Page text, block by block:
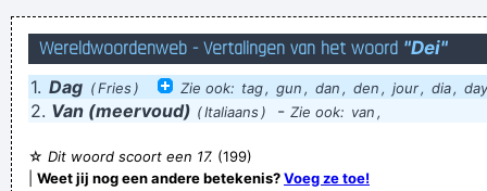
music It was the year of the concept album and there were
so many fantastic singles~ Paul Weller
't is nimieje wa 't gewist is en 't zal nooeit nimieje wurre wad
Als je snel wil gaan, ga dan alleen!! Als je ver wil geraken, ga
Wereldwoordenweb - Vertalingen van het woord "Dei"
1. Dag (Fries ) Zie ook: tag, gun , dan , den , jour, dia, day
2. Van (meervoud) (Italiaans) - Zie ook: van ,
☆ Dit woord scoort een 17. (199)
Weet jij nog een andere betekenis?Voeg ze toe!